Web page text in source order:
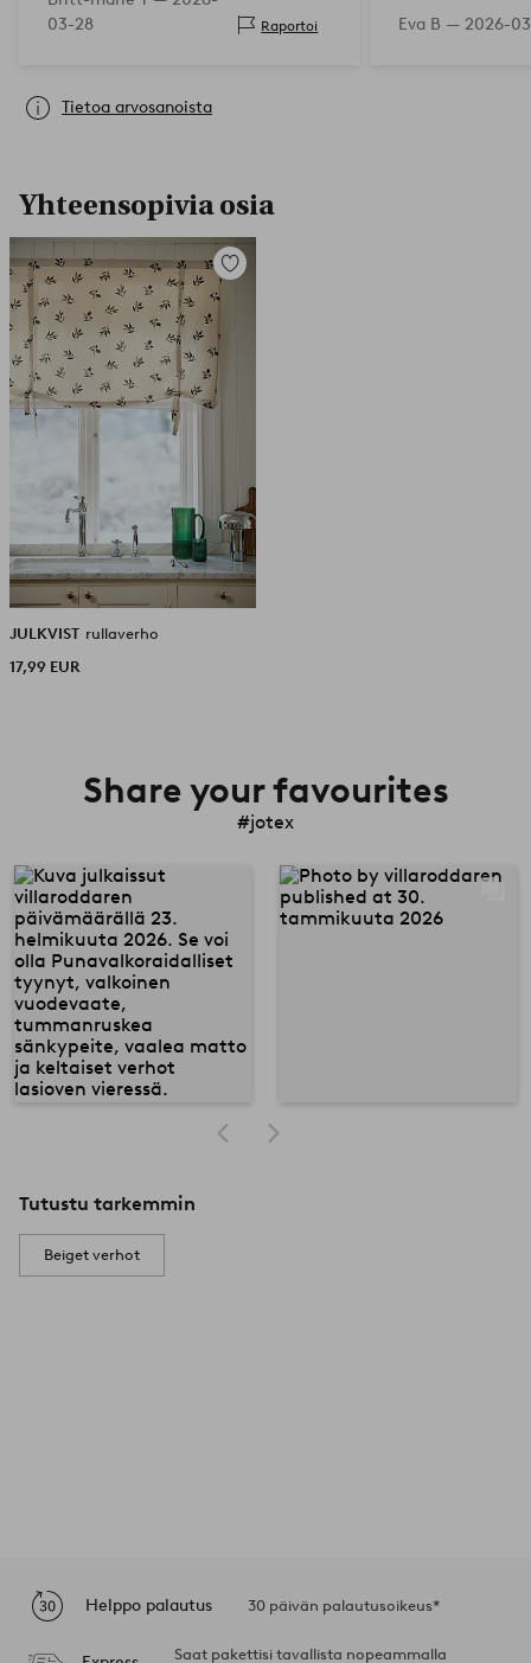
03-28
Raportoi Eva B — 2026-
Tietoa arvosanoista
Yhteensopivia osia
Lisää
suosikkeihin
JULKVIST rullaverho
17,99 EUR
Share your favourites
#jotex
Tutustu tarkemmin
Beiget verhot
Helppo palautus 30 päivän palautusoikeus*
Saat pakettisi tavallista nopeammalla